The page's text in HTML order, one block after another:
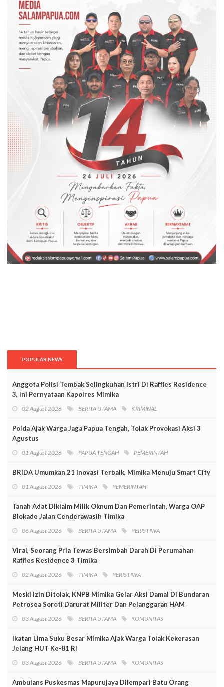
POPULAR NEWS
Anggota Polisi Tembak Selingkuhan Istri Di Raffles Residence
3, Ini Pernyataan Kapolres Mimika
02 August 2026 BERITA UTAMA KRIMINAL
Polda Ajak Warga Jaga Papua Tengah, Tolak Provokasi Aksi 3
Agustus
01 August 2026 PAPUA TENGAH PEMERINTAH
BRIDA Umumkan 21 Inovasi Terbaik, Mimika Menuju Smart City
01 August 2026 TIMIKA PEMERINTAH
Tanah Adat Diklaim Milik Oknum Dan Pemerintah, Warga OAP
Blokade Jalan Cenderawasih Timika
06 August 2026 BERITA UTAMA PERISTIWA
Viral, Seorang Pria Tewas Bersimbah Darah Di Perumahan
Raffles Residence 3 Timika
02 August 2026 TIMIKA PERISTIWA
Meski Izin Ditolak, KNPB Mimika Gelar Aksi Damai Di Bundaran
Petrosea Soroti Darurat Militer Dan Pelanggaran HAM
03 August 2026 BERITA UTAMA KOMUNITAS
Ikatan Lima Suku Besar Mimika Ajak Warga Tolak Kekerasan
Jelang HUT Ke-81 RI
03 August 2026 BERITA UTAMA KOMUNITAS
Ambulans Puskesmas Mapurujaya Dilempari Batu Orang